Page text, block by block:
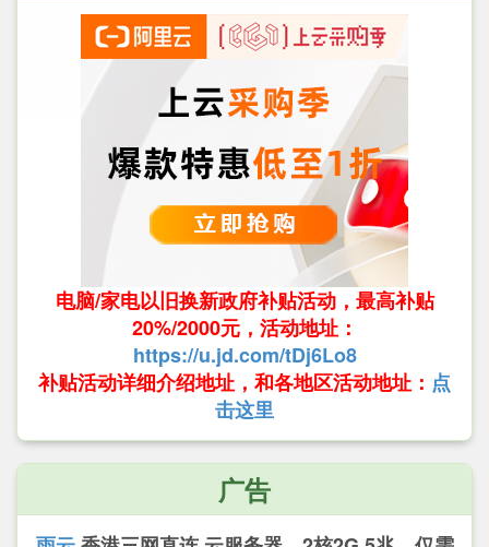
电脑/家电以旧换新政府补贴活动，最高补贴
20%/2000元，活动地址：
https://u.jd.com/tDj6Lo8
补贴活动详细介绍地址，和各地区活动地址： 点
击这里
广告